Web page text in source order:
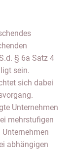
§ 6a Satz 4
sein.
sich dabei
Unternehmen
mehrstufigen
abhängigen